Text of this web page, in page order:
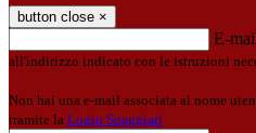
button close ×
E-
all'indirizzo indicato con le istruzioni
Non hai una e-mail associata al nome
tramite la Login Spaggiari